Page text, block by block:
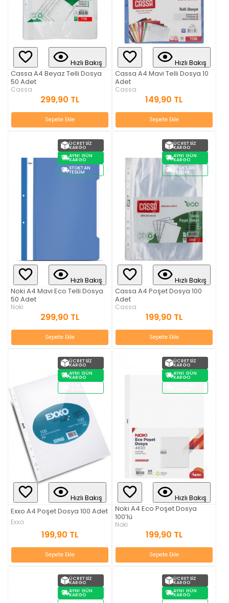
Hızlı Bakış
Cassa A4 Beyaz Telli Dosya
50 Adet
Cassa
299,90 TL
Sepete Ekle
Hızlı Bakış
Cassa A4 Mavi Telli Dosya 10
Adet
Cassa
149,90 TL
Sepete Ekle
ÜCRETSIZ
KARGO
AYNI GÜN
KARGO
STOKTAN
TESLIM
Hızlı Bakış
Noki A4 Mavi Eco Telli Dosya
50 Adet
Noki
299,90 TL
Sepete Ekle
ÜCRETSIZ
KARGO
AYNI GÜN
KARGO
STOKTAN
TESLIM
Hızlı Bakış
Cassa A4 Poşet Dosya 100
Adet
Cassa
199,90 TL
Sepete Ekle
ÜCRETSIZ
KARGO
AYNI GÜN
KARGO
Hızlı Bakış
Exxo A4 Poşet Dosya 100 Adet
Exxo
199,90 TL
Sepete Ekle
ÜCRETSIZ
KARGO
AYNI GÜN
KARGO
Hızlı Bakış
Noki A4 Eco Poşet Dosya
100’lü
Noki
199,90 TL
Sepete Ekle
ÜCRETSIZ
KARGO
AYNI GÜN
KARGO
ÜCRETSIZ
KARGO
AYNI GÜN
KARGO